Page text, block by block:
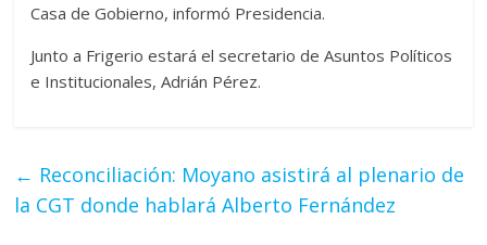
Casa de Gobierno, informó Presidencia.
Junto a Frigerio estará el secretario de Asuntos Políticos
e Institucionales, Adrián Pérez.
← Reconciliación: Moyano asistirá al plenario de
la CGT donde hablará Alberto Fernández